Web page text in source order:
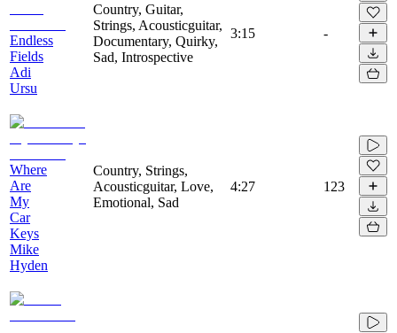
Endless
Fields
Adi
Ursu
Country, Guitar,
Strings, Acousticguitar,
Documentary, Quirky,
Sad, Introspective
3:15 -
Where
Are
My
Car
Keys
Mike
Hyden
Country, Strings,
Acousticguitar, Love,
Emotional, Sad
4:27 123